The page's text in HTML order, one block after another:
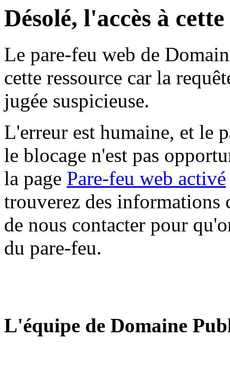
Désolé, l'accès à
Le pare-feu web de
cette ressource car la
jugée suspicieuse.
L'erreur est humaine, et le
le blocage n'est pas
la page Pare-feu web activé
trouverez des informations
de nous contacter pour
du pare-feu.
L'équipe de Domaine